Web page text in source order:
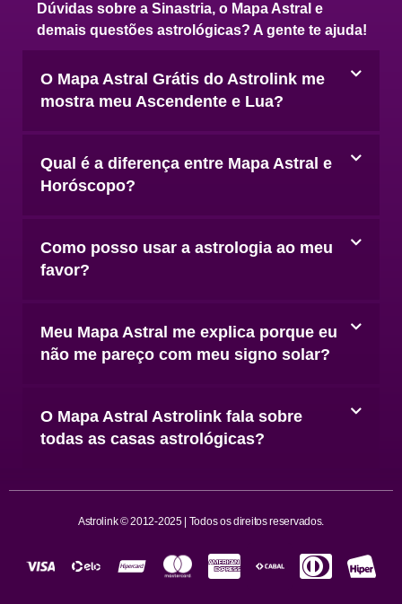
Dúvidas sobre a Sinastria, o Mapa Astral e
demais questões astrológicas? A gente te ajuda!
O Mapa Astral Grátis do Astrolink me
mostra meu Ascendente e Lua?
Qual é a diferença entre Mapa Astral e
Horóscopo?
Como posso usar a astrologia ao meu
favor?
Meu Mapa Astral me explica porque eu
não me pareço com meu signo solar?
O Mapa Astral Astrolink fala sobre
todas as casas astrológicas?
Astrolink © 2012-2025 | Todos os direitos reservados.